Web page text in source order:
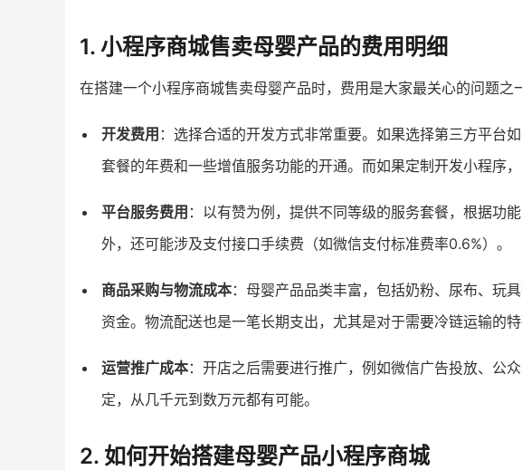
1. 小程序商城售卖母婴产品的费用明细
在搭建一个小程序商城售卖母婴产品时，费用是大家最关心的问题之
开发费用 ：选择合适的开发方式非常重要。如果选择第三方平台
套餐的年费和一些增值服务功能的开通。而如果定制开发小程序
平台服务费用 ：以有赞为例，提供不同等级的服务套餐，根据功
外，还可能涉及支付接口手续费（如微信支付标准费率0.6%）。
商品采购与物流成本：母婴产品品类丰富，包括奶粉、尿布、玩
资金。物流配送也是一笔长期支出，尤其是对于需要冷链运输的特
运营推广成本：开店之后需要进行推广，例如微信广告投放、公
定，从几千元到数万元都有可能。
2. 如何开始搭建母婴产品小程序商城